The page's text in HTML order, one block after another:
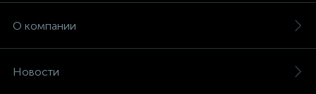
О компании
Новости